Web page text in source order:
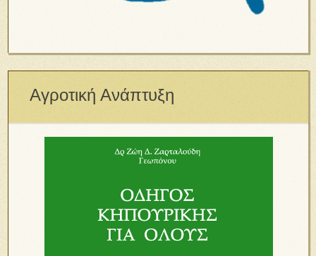
Αγροτική Ανάπτυξη